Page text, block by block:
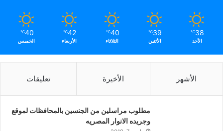
38
℃
الأحد
39
℃
الأثنين
40
℃
الثلاثاء
42
℃
الأربعاء
40
℃
الخميس
الأشهر الأخيرة تعليقات
مطلوب مراسلين من الجنسين بالمحافظات لموقع
وجريده الانوار المصريه